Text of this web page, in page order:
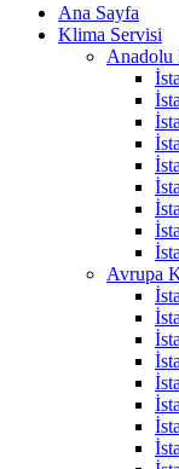
Ana Sayfa
Klima Servisi
Anadolu
Avrupa